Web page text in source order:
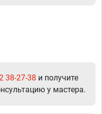
38-27-38 и получите
у мастера.